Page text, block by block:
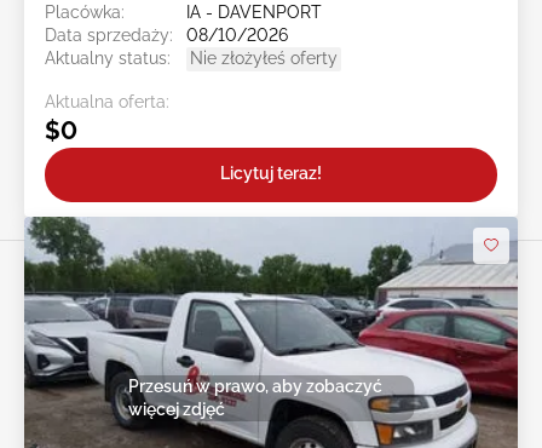
Placówka:
IA - DAVENPORT
Data sprzedaży:
08/10/2026
Aktualny status:
Nie złożyłeś oferty
Aktualna oferta:
$0
Licytuj teraz!
Przesuń w prawo, aby zobaczyć
więcej zdjęć